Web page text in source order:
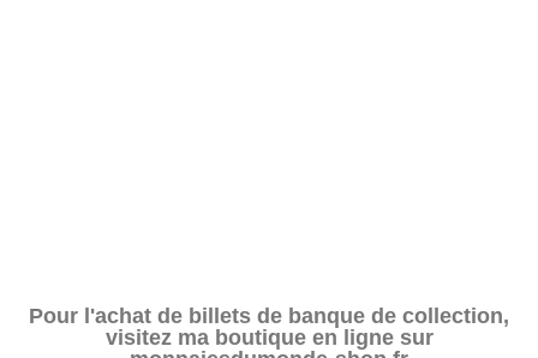
Pour l'achat de billets de banque de collection,
visitez ma boutique en ligne sur